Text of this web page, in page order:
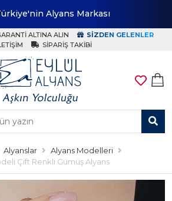
Alyans Markası
ALTINA ALIN
SIZDEN GELENLER
SIPARIŞ TAKIBI
Alyanslar
Alyans Modelleri
Çift Renkli Gümüş Alyans